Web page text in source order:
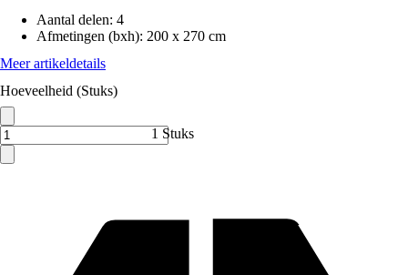
Aantal delen: 4
Afmetingen (bxh): 200 x 270 cm
Meer artikeldetails
Hoeveelheid (Stuks)
1 Stuks